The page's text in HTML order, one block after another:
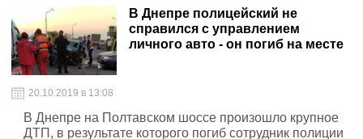
В Днепре полицейский не
справился с управлением
личного авто - он погиб на месте
20.10.2019 в 13:08
В Днепре на Полтавском шоссе произошло крупное
ДТП, в результате которого погиб сотрудник полиции